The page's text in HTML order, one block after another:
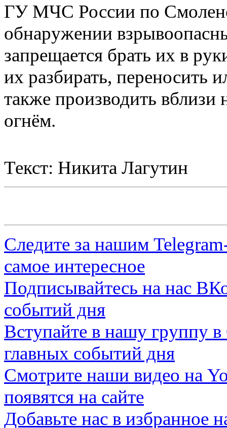
ГУ МЧС России по
обнаружении
запрещается брать их в
их разбирать, переносить
также производить
огнём.
Текст: Никита Лагутин
Следите за нашим
самое интересное
Подписывайтесь на нас
событий дня
Вступайте в нашу группу в
главных событий дня
Смотрите наши видео на
появятся на сайте
Добавьте нас в избранное